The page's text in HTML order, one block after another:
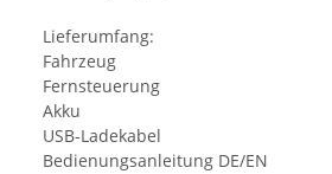
Lieferumfang:
Fahrzeug
Fernsteuerung
Akku
USB-Ladekabel
Bedienungsanleitung DE/EN